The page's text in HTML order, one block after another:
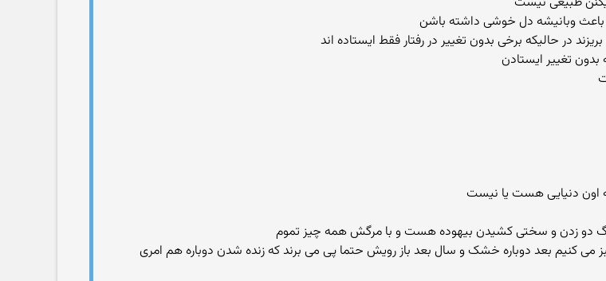
باعث وبانیشه دل خوشی داشته باشن
تغییر ایستادن
سگ دو زدن و سختی کشیدن بیهوده هست و با مرگش همه چیز تموم
می کنیم بعد دوباره خشک و سال بعد باز رویش حتما پی می برند که زنده شدن دوباره هم امری